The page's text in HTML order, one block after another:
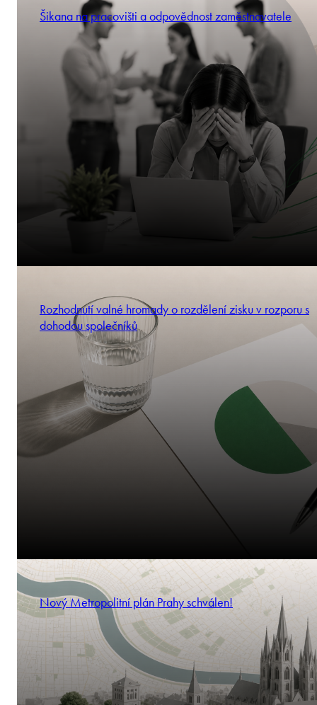
Šikana na pracovišti a odpovědnost zaměstnavatele
Rozhodnutí valné hromady o rozdělení zisku v rozporu s
dohodou společníků
Nový Metropolitní plán Prahy schválen!